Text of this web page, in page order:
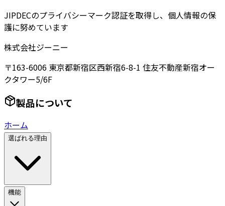
JIPDECのプライバシーマーク認証を取得し、個人情報の保
護に努めています
株式会社ジーニー
〒163-6006 東京都新宿区西新宿6-8-1 住友不動産新宿オー
クタワー5/6F
製品について
ホーム
選ばれる理由
機能